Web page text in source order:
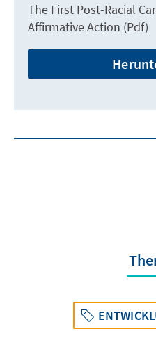
The First Post-Racial
Affirmative Action (Pdf)